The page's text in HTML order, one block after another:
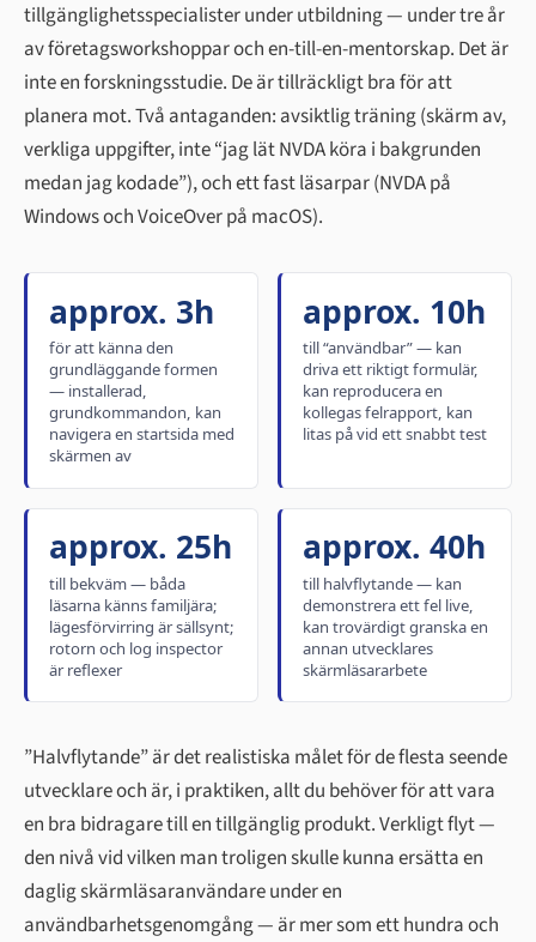
tillgänglighetsspecialister under utbildning — under tre år
av företagsworkshoppar och en-till-en-mentorskap. Det är
inte en forskningsstudie. De är tillräckligt bra för att
planera mot. Två antaganden: avsiktlig träning (skärm av,
verkliga uppgifter, inte “jag lät NVDA köra i bakgrunden
medan jag kodade”), och ett fast läsarpar (NVDA på
Windows och VoiceOver på macOS).
approx. 3h
för att känna den
grundläggande formen
— installerad,
grundkommandon, kan
navigera en startsida med
skärmen av
approx. 10h
till “användbar” — kan
driva ett riktigt formulär,
kan reproducera en
kollegas felrapport, kan
litas på vid ett snabbt test
approx. 25h
till bekväm — båda
läsarna känns familjära;
lägesförvirring är sällsynt;
rotorn och log inspector
är reflexer
approx. 40h
till halvflytande — kan
demonstrera ett fel live,
kan trovärdigt granska en
annan utvecklares
skärmläsararbete
”Halvflytande” är det realistiska målet för de flesta seende
utvecklare och är, i praktiken, allt du behöver för att vara
en bra bidragare till en tillgänglig produkt. Verkligt flyt —
den nivå vid vilken man troligen skulle kunna ersätta en
daglig skärmläsaranvändare under en
användbarhetsgenomgång — är mer som ett hundra och